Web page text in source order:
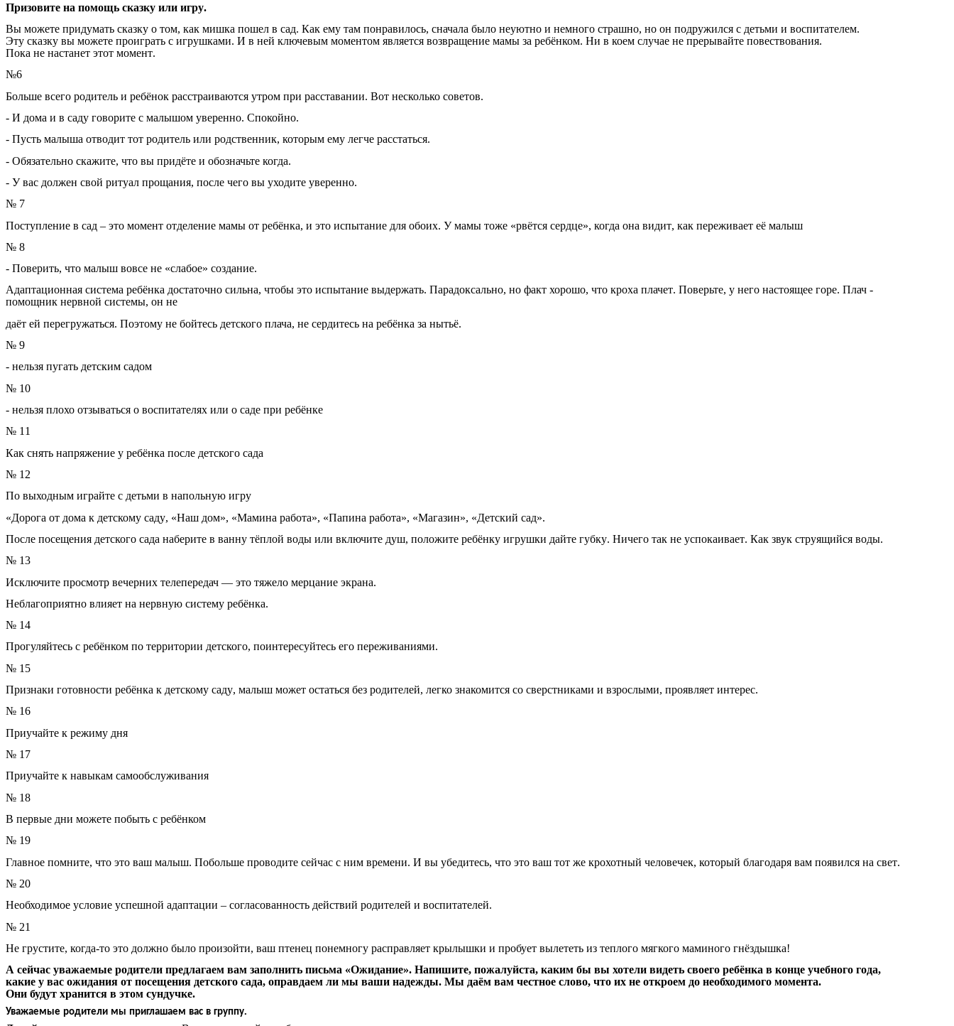
Призовите на помощь сказку или игру.
Вы можете придумать сказку о том, как мишка пошел в сад. Как ему там понравилось, сначала было неуютно и немного страшно, но он подружился с детьми и воспитателем.
Эту сказку вы можете проиграть с игрушками. И в ней ключевым моментом является возвращение мамы за ребёнком. Ни в коем случае не прерывайте повествования.
Пока не настанет этот момент.
№6
Больше всего родитель и ребёнок расстраиваются утром при расставании. Вот несколько советов.
- И дома и в саду говорите с малышом уверенно. Спокойно.
- Пусть малыша отводит тот родитель или родственник, которым ему легче расстаться.
- Обязательно скажите, что вы придёте и обозначьте когда.
- У вас должен свой ритуал прощания, после чего вы уходите уверенно.
№ 7
Поступление в сад – это момент отделение мамы от ребёнка, и это испытание для обоих. У мамы тоже «рвётся сердце», когда она видит, как переживает её малыш
№ 8
- Поверить, что малыш вовсе не «слабое» создание.
Адаптационная система ребёнка достаточно сильна, чтобы это испытание выдержать. Парадоксально, но факт хорошо, что кроха плачет. Поверьте, у него настоящее горе. Плач -
помощник нервной системы, он не
даёт ей перегружаться. Поэтому не бойтесь детского плача, не сердитесь на ребёнка за нытьё.
№ 9
- нельзя пугать детским садом
№ 10
- нельзя плохо отзываться о воспитателях или о саде при ребёнке
№ 11
Как снять напряжение у ребёнка после детского сада
№ 12
По выходным играйте с детьми в напольную игру
«Дорога от дома к детскому саду, «Наш дом», «Мамина работа», «Папина работа», «Магазин», «Детский сад».
После посещения детского сада наберите в ванну тёплой воды или включите душ, положите ребёнку игрушки дайте губку. Ничего так не успокаивает. Как звук струящийся воды.
№ 13
Исключите просмотр вечерних телепередач — это тяжело мерцание экрана.
Неблагоприятно влияет на нервную систему ребёнка.
№ 14
Прогуляйтесь с ребёнком по территории детского, поинтересуйтесь его переживаниями.
№ 15
Признаки готовности ребёнка к детскому саду, малыш может остаться без родителей, легко знакомится со сверстниками и взрослыми, проявляет интерес.
№ 16
Приучайте к режиму дня
№ 17
Приучайте к навыкам самообслуживания
№ 18
В первые дни можете побыть с ребёнком
№ 19
Главное помните, что это ваш малыш. Побольше проводите сейчас с ним времени. И вы убедитесь, что это ваш тот же крохотный человечек, который благодаря вам появился на свет.
№ 20
Необходимое условие успешной адаптации – согласованность действий родителей и воспитателей.
№ 21
Не грустите, когда-то это должно было произойти, ваш птенец понемногу расправляет крылышки и пробует вылететь из теплого мягкого маминого гнёздышка!
А сейчас уважаемые родители предлагаем вам заполнить письма «Ожидание». Напишите, пожалуйста, каким бы вы хотели видеть своего ребёнка в конце учебного года,
какие у вас ожидания от посещения детского сада, оправдаем ли мы ваши надежды. Мы даём вам честное слово, что их не откроем до необходимого момента.
Они будут хранится в этом сундучке.
Уважаемые родители мы приглашаем вас в группу.